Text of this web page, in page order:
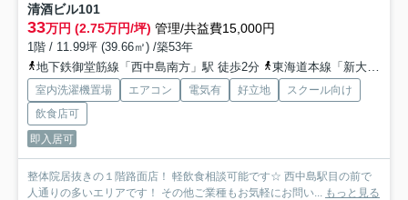
清酒ビル101
33万円 (2.75万円/坪) 管理/共益費15,000円
1階 / 11.99坪 (39.66㎡) /築53年
地下鉄御堂筋線「西中島南方」駅 徒歩2分
東海道本線「新大阪」駅 徒歩11分
室内洗濯機置場 エアコン 電気有 好立地
スクール向け
飲食店可
即入居可
整体院居抜きの１階路面店！ 軽飲食相談可能です☆ 西中島駅目の前で
人通りの多いエリアです！ その他ご業種もお気軽にお問い...
もっと見る